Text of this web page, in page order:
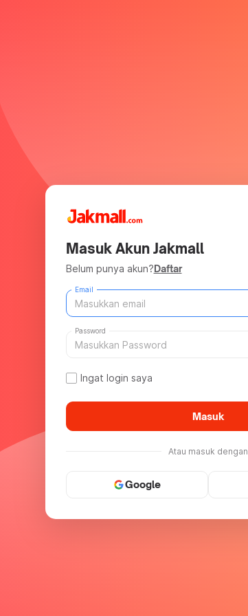
Masuk Akun Jakmall
Belum punya akun?Daftar
Email
Password
Ingat login saya
Masuk
Atau masuk dengan
Google